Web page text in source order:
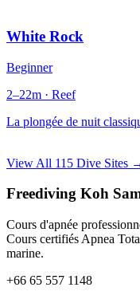
White Rock
Beginner
2–22m · Reef
La plongée de nuit
View All 115 Dive Sites
Freediving Koh
Cours d'apnée
Cours certifiés Apnea
marine.
+66 65 557 1148